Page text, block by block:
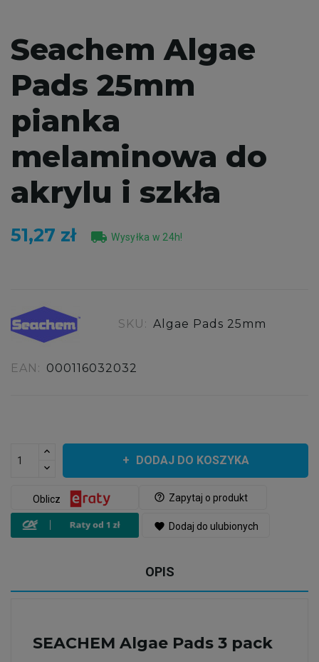
Seachem Algae
Pads 25mm
pianka
melaminowa do
akrylu i szkła
51,27 zł local_shipping Wysyłka w 24h!
SKU: Algae Pads 25mm
EAN: 000116032032
DODAJ DO KOSZYKA
help_outline Zapytaj o produkt
Oblicz
favorite Dodaj do ulubionych
OPIS
SEACHEM Algae Pads 3 pack